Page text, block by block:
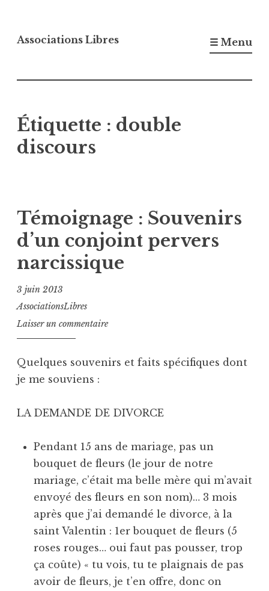
au
Associations Libres ☰ Menu
Étiquette : double
discours
Témoignage : Souvenirs
d’un conjoint pervers
narcissique
3 juin 2013
AssociationsLibres
Laisser un commentaire
Quelques souvenirs et faits spécifiques dont
je me souviens :
LA DEMANDE DE DIVORCE
Pendant 15 ans de mariage, pas un
bouquet de fleurs (le jour de notre
mariage, c’était ma belle mère qui m’avait
envoyé des fleurs en son nom)… 3 mois
après que j’ai demandé le divorce, à la
saint Valentin : 1er bouquet de fleurs (5
roses rouges… oui faut pas pousser, trop
ça coûte) « tu vois, tu te plaignais de pas
avoir de fleurs, je t’en offre, donc on